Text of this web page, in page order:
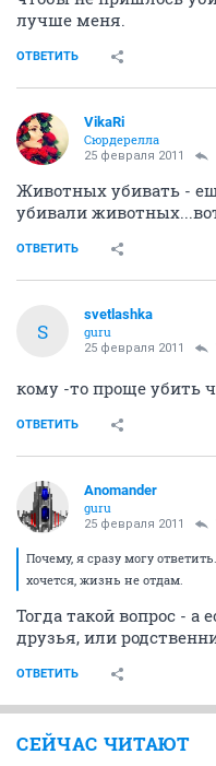
лучше меня.
ОТВЕТИТЬ
VikaRi
Сюрдерелла
25 февраля 2011
Животных убивать -
убивали
ОТВЕТИТЬ
S
svetlashka
guru
25 февраля 2011
кому -то проще убить
ОТВЕТИТЬ
Anomander
guru
25 февраля 2011
Почему, я сразу могу
хочется, жизнь не отдам.
Тогда такой вопрос -
друзья, или
ОТВЕТИТЬ
СЕЙЧАС ЧИТАЮТ